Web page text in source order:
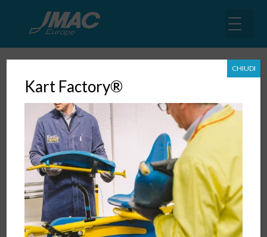
Total Productivity Management
Kart Factory®
CHIUDI